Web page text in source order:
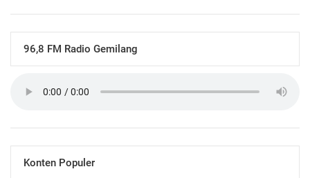
96,8 FM Radio Gemilang
Konten Populer